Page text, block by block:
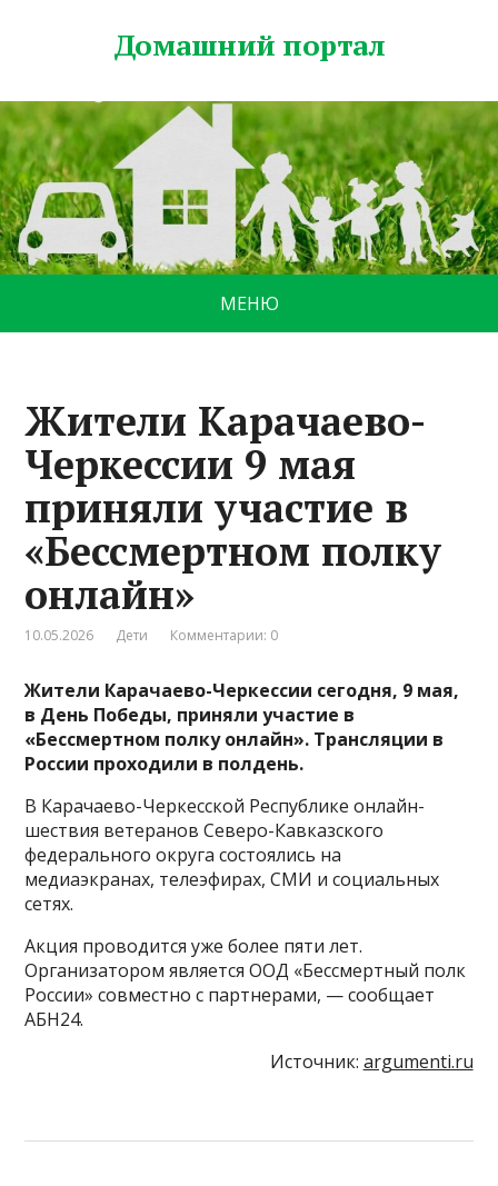
Домашний портал
МЕНЮ
Жители Карачаево-
Черкессии 9 мая
приняли участие в
«Бессмертном полку
онлайн»
10.05.2026 Дети Комментарии: 0
Жители Карачаево-Черкессии сегодня, 9 мая,
в День Победы, приняли участие в
«Бессмертном полку онлайн». Трансляции в
России проходили в полдень.
В Карачаево-Черкесской Республике онлайн-
шествия ветеранов Северо-Кавказского
федерального округа состоялись на
медиаэкранах, телеэфирах, СМИ и социальных
сетях.
Акция проводится уже более пяти лет.
Организатором является ООД «Бессмертный полк
России» совместно с партнерами, — сообщает
АБН24.
Источник: argumenti.ru